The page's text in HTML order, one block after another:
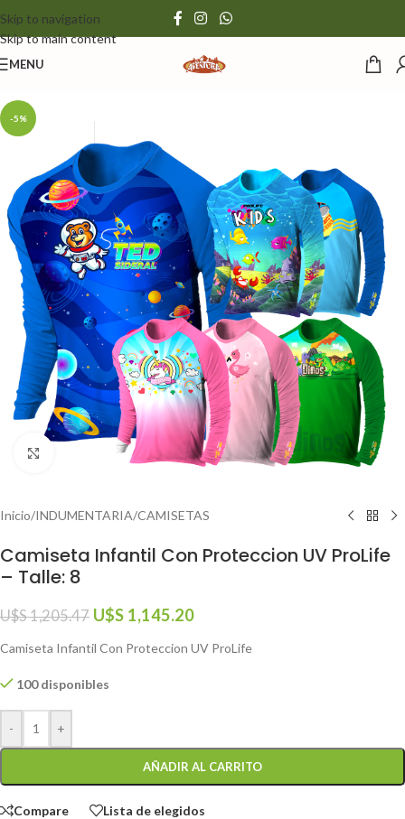
Skip to navigation
Skip to main content
MENU
-5%
Click to enlarge
Inicio/INDUMENTARIA/CAMISETAS
Camiseta Infantil Con Proteccion UV ProLife
– Talle: 8
U$S1,205.47 U$S 1,145.20
Camiseta Infantil Con Proteccion UV ProLife
100 disponibles
- +
AÑADIR AL CARRITO
Compare Lista de elegidos